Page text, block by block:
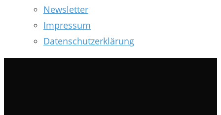
Newsletter
Impressum
Datenschutzerklärung